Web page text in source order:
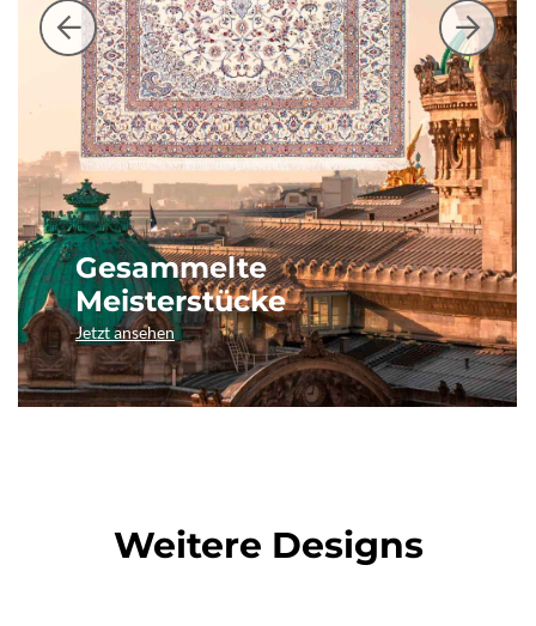
Gesammelte
Meisterstücke
Jetzt ansehen
Weitere Designs